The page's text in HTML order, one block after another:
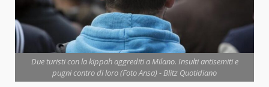
Due turisti con la kippah aggrediti a Milano. Insulti antisemiti e
pugni contro di loro (Foto Ansa) - Blitz Quotidiano